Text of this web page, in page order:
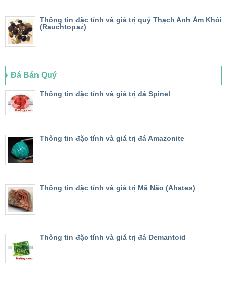
Thông tin đặc tính và giá trị quý Thạch Anh Ám Khói
(Rauchtopaz)
Đá Bán Quý
Thông tin đặc tính và giá trị đá Spinel
Thông tin đặc tính và giá trị đá Amazonite
Thông tin đặc tính và giá trị Mã Não (Ahates)
Thông tin đặc tính và giá trị đá Demantoid